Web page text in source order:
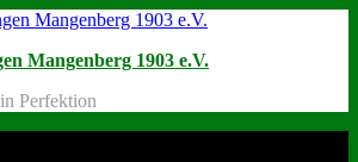
Mangenberg 1903 e.V.
Perfektion